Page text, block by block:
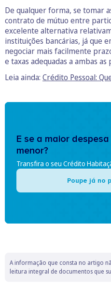
De qualquer forma, se tomar
contrato de mútuo entre
excelente alternativa
instituições bancárias, já que
negociar mais facilmente
e taxas adequadas a ambas as
Leia ainda: Crédito Pessoal:
E se a maior
menor?
Transfira o seu Crédito
Poupe já no
A informação que consta no artigo
leitura integral de documentos que